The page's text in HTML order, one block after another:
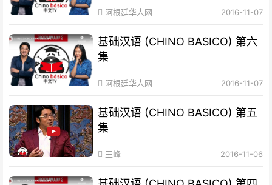
阿根廷华人网 2016-11-07
基础汉语 (CHINO BASICO) 第六
集
阿根廷华人网 2016-11-07
基础汉语 (CHINO BASICO) 第五
集
王峰 2016-11-06